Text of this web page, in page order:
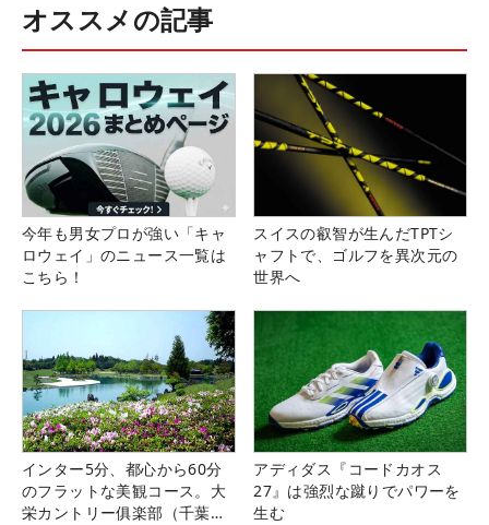
オススメの記事
今年も男女プロが強い「キャ
ロウェイ」のニュース一覧は
こちら！
スイスの叡智が生んだTPTシ
ャフトで、ゴルフを異次元の
世界へ
インター5分、都心から60分
のフラットな美観コース。大
栄カントリー俱楽部（千葉
アディダス『コードカオス
27』は強烈な蹴りでパワーを
生む